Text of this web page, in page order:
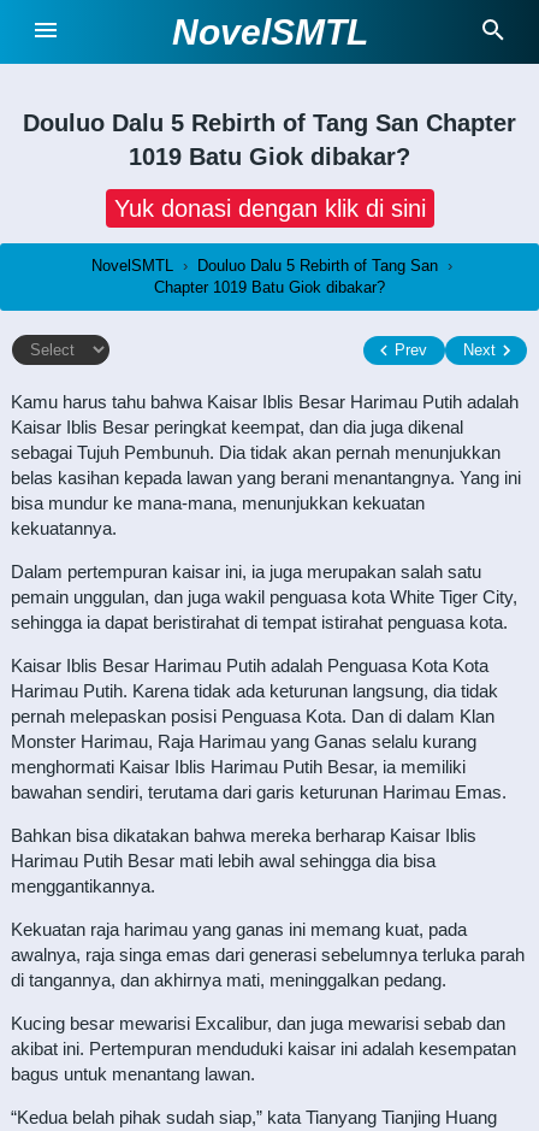
NovelSMTL
Douluo Dalu 5 Rebirth of Tang San Chapter
1019 Batu Giok dibakar?
Yuk donasi dengan klik di sini
NovelSMTL › Douluo Dalu 5 Rebirth of Tang San ›
Chapter 1019 Batu Giok dibakar?
Prev Next
Kamu harus tahu bahwa Kaisar Iblis Besar Harimau Putih adalah
Kaisar Iblis Besar peringkat keempat, dan dia juga dikenal
sebagai Tujuh Pembunuh. Dia tidak akan pernah menunjukkan
belas kasihan kepada lawan yang berani menantangnya. Yang ini
bisa mundur ke mana-mana, menunjukkan kekuatan
kekuatannya.
Dalam pertempuran kaisar ini, ia juga merupakan salah satu
pemain unggulan, dan juga wakil penguasa kota White Tiger City,
sehingga ia dapat beristirahat di tempat istirahat penguasa kota.
Kaisar Iblis Besar Harimau Putih adalah Penguasa Kota Kota
Harimau Putih. Karena tidak ada keturunan langsung, dia tidak
pernah melepaskan posisi Penguasa Kota. Dan di dalam Klan
Monster Harimau, Raja Harimau yang Ganas selalu kurang
menghormati Kaisar Iblis Harimau Putih Besar, ia memiliki
bawahan sendiri, terutama dari garis keturunan Harimau Emas.
Bahkan bisa dikatakan bahwa mereka berharap Kaisar Iblis
Harimau Putih Besar mati lebih awal sehingga dia bisa
menggantikannya.
Kekuatan raja harimau yang ganas ini memang kuat, pada
awalnya, raja singa emas dari generasi sebelumnya terluka parah
di tangannya, dan akhirnya mati, meninggalkan pedang.
Kucing besar mewarisi Excalibur, dan juga mewarisi sebab dan
akibat ini. Pertempuran menduduki kaisar ini adalah kesempatan
bagus untuk menantang lawan.
“Kedua belah pihak sudah siap,” kata Tianyang Tianjing Huang